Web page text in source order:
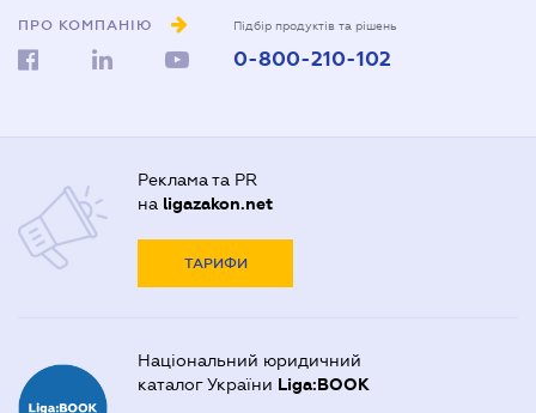
ПРО КОМПАНІЮ Підбір продуктів та рішень
0-800-210-102
Реклама та PR
на ligazakon.net
ТАРИФИ
Національний юридичний
каталог України Liga:BOOK